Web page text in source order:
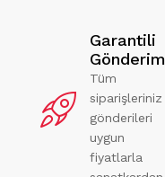
Garantili
Gönderim
Tüm
siparişleriniz
gönderileri
uygun
fiyatlarla